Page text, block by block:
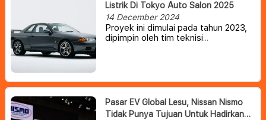
Listrik Di Tokyo Auto Salon 2025
14 December 2024
Proyek ini dimulai pada tahun 2023,
dipimpin oleh tim teknisi
kembali daya tarik mobil untuk
generasi baru.
Pasar EV Global Lesu, Nissan Nismo
Tidak Punya Tujuan Untuk Hadirkan